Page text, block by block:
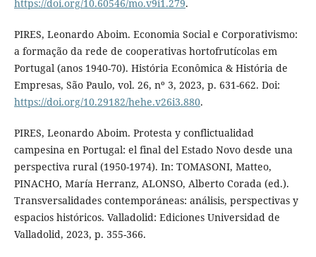
https://doi.org/10.60546/mo.v9i1.279.
PIRES, Leonardo Aboim. Economia Social e Corporativismo:
a formação da rede de cooperativas hortofrutícolas em
Portugal (anos 1940-70). História Econômica & História de
Empresas, São Paulo, vol. 26, nº 3, 2023, p. 631-662. Doi:
https://doi.org/10.29182/hehe.v26i3.880.
PIRES, Leonardo Aboim. Protesta y conflictualidad
campesina en Portugal: el final del Estado Novo desde una
perspectiva rural (1950-1974). In: TOMASONI, Matteo,
PINACHO, María Herranz, ALONSO, Alberto Corada (ed.).
Transversalidades contemporáneas: análisis, perspectivas y
espacios históricos. Valladolid: Ediciones Universidad de
Valladolid, 2023, p. 355-366.